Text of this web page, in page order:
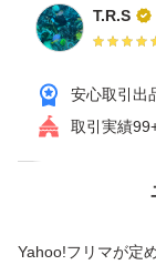
で御座います〜♪
あんまり、美味
沢山、買ってし
お子様も食べや
T.R.S
安心取引出
取引実績
Yahoo!フリマが定
価格の